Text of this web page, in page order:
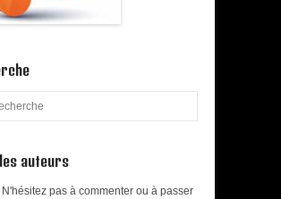
auteurs
pas à commenter ou à passer